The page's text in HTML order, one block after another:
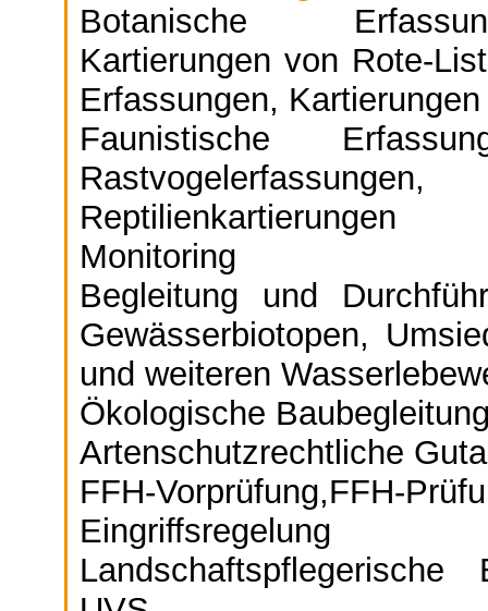
Botanische
Kartierungen von Rote-
Erfassungen,
Faunistische
Reptilienkartierungen
Monitoring
Begleitung und
Gewässerbiotopen,
und weiteren
Ökologische
Artenschutzrechtliche
FFH-Vorprüfung,FFH-
Eingriffsregelung
Landschaftspflegerische